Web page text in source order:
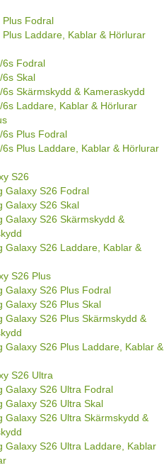
Plus Fodral
Plus Laddare, Kablar & Hörlurar
6s Fodral
6s Skal
6s Skärmskydd & Kameraskydd
6s Laddare, Kablar & Hörlurar
6s Plus Fodral
6s Plus Laddare, Kablar & Hörlurar
S26
Galaxy S26 Fodral
Galaxy S26 Skal
Galaxy S26 Skärmskydd &
Galaxy S26 Laddare, Kablar &
S26 Plus
Galaxy S26 Plus Fodral
Galaxy S26 Plus Skal
Galaxy S26 Plus Skärmskydd &
Galaxy S26 Plus Laddare, Kablar &
S26 Ultra
Galaxy S26 Ultra Fodral
Galaxy S26 Ultra Skal
Galaxy S26 Ultra Skärmskydd &
Galaxy S26 Ultra Laddare, Kablar